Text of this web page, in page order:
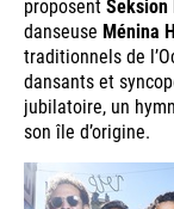
proposentSeksion
danseuse Ménina
traditionnels de
dansants et
jubilatoire, un
son île d’origine.